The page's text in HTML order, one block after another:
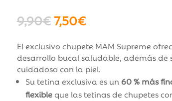
9,90€El
precio
original
era:
9,90€.
7,50€El
precio
actual
es:
7,50€.
El exclusivo chupete MAM Supreme
desarrollo bucal saludable, además de
cuidadoso con la piel.
Su tetina exclusiva es un 60 % más
flexibleque las tetinas de chupetes